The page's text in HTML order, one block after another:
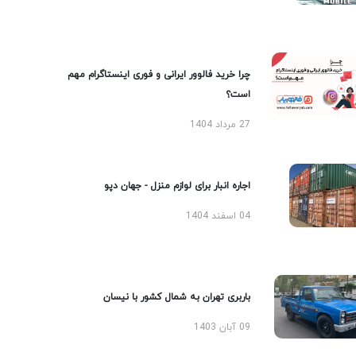
چرا خرید فالوور ایرانی و فوری اینستاگرام مهم
است؟
27 مرداد 1404
اجاره انبار برای لوازم منزل - جهان دپو
04 اسفند 1404
باربری تهران به شمال کشور با نیسان
09 آبان 1403